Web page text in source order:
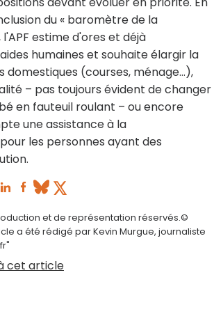
du « baromètre de la
estime d'ores et déjà
humaines et souhaite élargir la
domestiques (courses, ménage…),
– pas toujours évident de changer
en fauteuil roulant – ou encore
une assistance à la
les personnes ayant des
et de représentation réservés.©
a été rédigé par Kevin Murgue, journaliste
cet article